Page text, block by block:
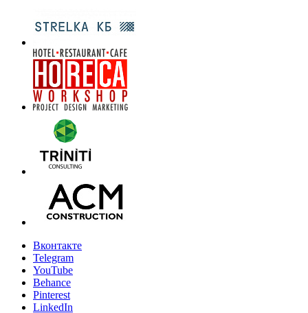
Вконтакте
Telegram
YouTube
Behance
Pinterest
LinkedIn